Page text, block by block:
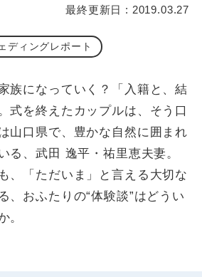
最終更新日 : 2019.03.27
ディングレポート
族になっていく？「入籍と、結
式を終えたカップルは、そう口
山口県で、豊かな自然に囲まれ
る、武田 逸平・祐里恵夫妻。
、「ただいま」と言える大切な
、おふたりの“体験談”はどうい
。